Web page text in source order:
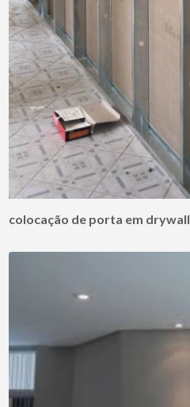
colocação de porta em drywall